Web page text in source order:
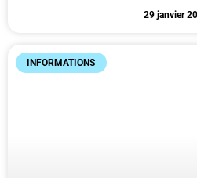
29 janvier
INFORMATIONS